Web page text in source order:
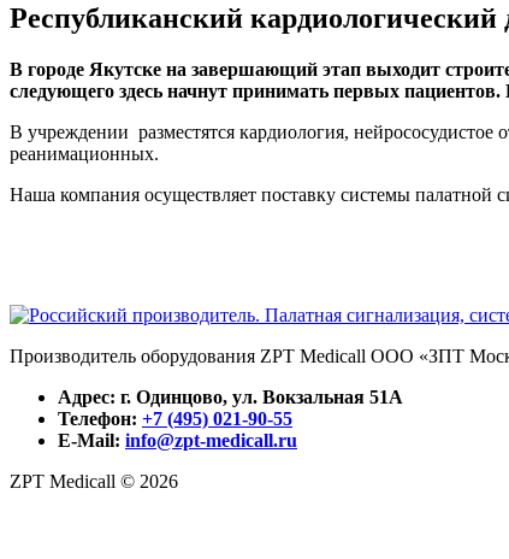
Республиканский
В городе Якутске на завершающий этап выходит
следующего здесь начнут принимать первых
В учреждении разместятся кардиология, нейрососудистое
реанимационных.
Наша компания осуществляет поставку системы палатной
Производитель оборудования ZPT Medicall ООО «ЗПТ
Адрес: г. Одинцово, ул. Вокзальная 51А
Телефон: +7 (495) 021-90-55
E-Mail: info@zpt-medicall.ru
ZPT Medicall © 2026